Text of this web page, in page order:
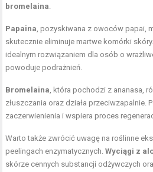
bromelaina.
Papaina, pozyskiwana z owoców papai,
skutecznie eliminuje martwe komórki
idealnym rozwiązaniem dla osób o
powoduje podrażnień.
Bromelaina, która pochodzi z ananasa,
złuszczania oraz działa przeciwzapalnie.
zaczerwienienia i wspiera proces
Warto także zwrócić uwagę na roślinne
peelingach enzymatycznych.Wyciągi z
skórze cennych substancji odżywczych